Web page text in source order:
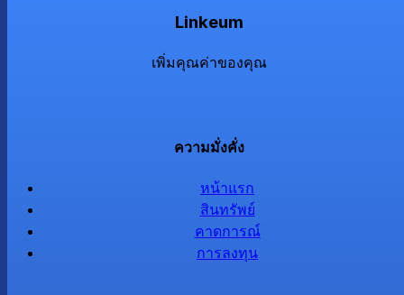
Linkeum
เพิ่มคุณค่าของคุณ
ความมั่งคั่ง
หน้าแรก
สินทรัพย์
คาดการณ์
การลงทุน